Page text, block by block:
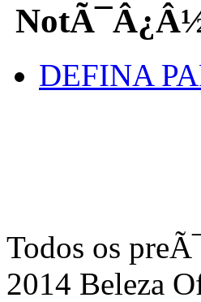
DEFINA
Todos os
2014 Beleza